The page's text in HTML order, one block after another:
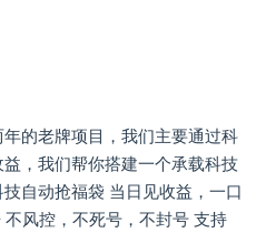
的老牌项目，我们主要通过科
，我们帮你搭建一个承载科技
自动抢福袋 当日见收益，一口
风控，不死号，不封号 支持